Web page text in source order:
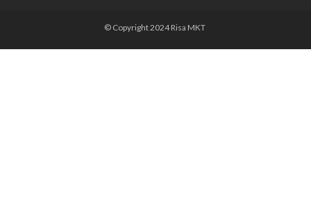
© Copyright 2024 Risa MKT